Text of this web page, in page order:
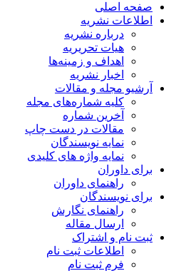
صفحه اصلی
اطلاعات نشریه
درباره نشریه
هیات تحریریه
اهداف و زمینه‌ها
اخبار نشریه
آرشیو مجله و مقالات
کلیه شماره‌های مجله
آخرین شماره
مقالات در دست چاپ
نمایه نویسندگان
نمایه واژه های کلیدی
برای داوران
راهنمای داوران
برای نویسندگان
راهنمای نگارش
ارسال مقاله
ثبت نام و اشتراک
اطلاعات ثبت نام
فرم ثبت نام